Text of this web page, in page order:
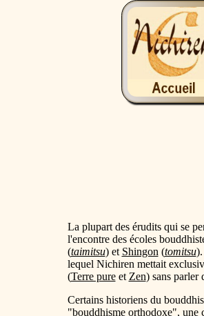
La plupart des érudits qui se
l'encontre des écoles
(taimitsu) et Shingon (tomitsu).
lequel Nichiren mettait
(Terre pureet Zen) sans parler
Certains historiens du
"bouddhisme orthodoxe", une